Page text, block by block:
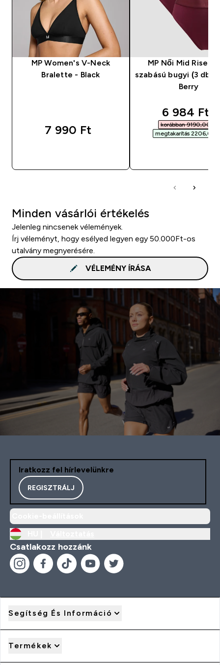
MP Women's V-Neck
Bralette - Black
7 990 Ft‎
MP Női Mid Rise
szabású bugyi (3 db)
Berry
6 984 Ft‎
korábban 9190,00 Ft‎
megtakarítás 2206,00
Minden vásárlói értékelés
Jelenleg nincsenek vélemények.
Írj véleményt, hogy esélyed legyen egy 50.000Ft-os
utalvány megnyerésére.
VÉLEMÉNY ÍRÁSA
Iratkozz fel hírlevelünkre
REGISZTRÁLJ
Csatlakozz hozzánk
Segítség És Információ
Termékek